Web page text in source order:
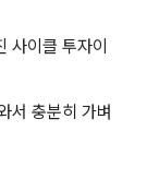
사이클 투자이
서 충분히 가벼